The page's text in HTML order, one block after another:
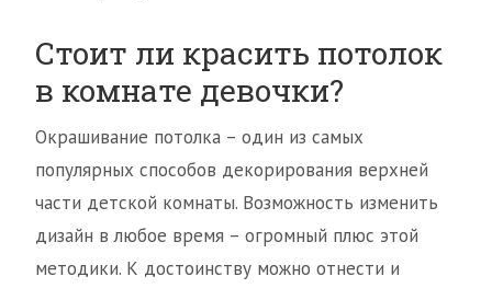
Стоит ли красить потолок
в комнате девочки?
Окрашивание потолка – один из самых
популярных способов декорирования верхней
части детской комнаты. Возможность изменить
дизайн в любое время – огромный плюс этой
методики. К достоинству можно отнести и